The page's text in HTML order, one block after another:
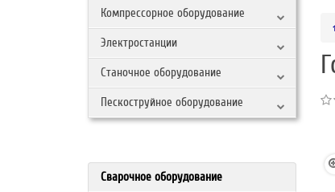
Компрессорное оборудование
Электростанции
Станочное оборудование
Пескоструйное оборудование
Сварочное оборудование